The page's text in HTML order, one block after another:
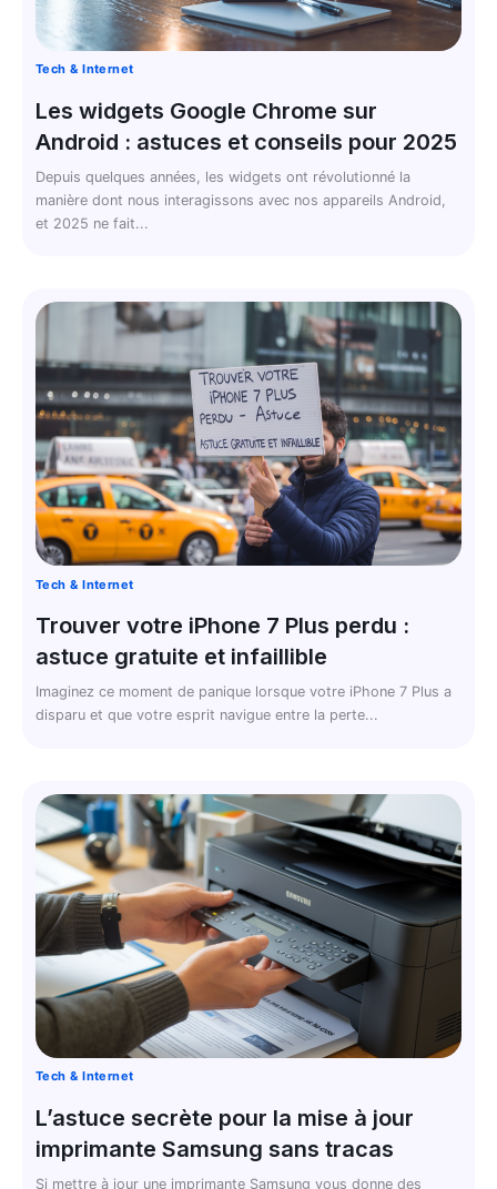
Tech & Internet
Les widgets Google Chrome sur
Android : astuces et conseils pour 2025
Depuis quelques années, les widgets ont révolutionné la
manière dont nous interagissons avec nos appareils Android,
et 2025 ne fait...
Tech & Internet
Trouver votre iPhone 7 Plus perdu :
astuce gratuite et infaillible
Imaginez ce moment de panique lorsque votre iPhone 7 Plus a
disparu et que votre esprit navigue entre la perte...
Tech & Internet
L’astuce secrète pour la mise à jour
imprimante Samsung sans tracas
Si mettre à jour une imprimante Samsung vous donne des